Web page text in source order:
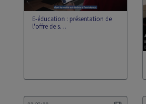
E-éducation : présentation de
l'offre de s…